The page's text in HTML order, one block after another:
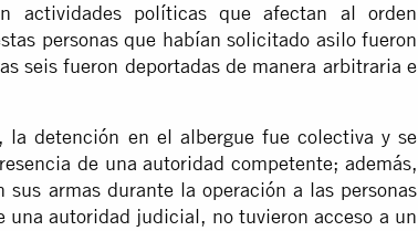
actividades políticas que afectan al orden
personas que habían solicitado asilo fueron
seis fueron deportadas de manera arbitraria e
la detención en el albergue fue colectiva y se
de una autoridad competente; además,
sus armas durante la operación a las personas
una autoridad judicial, no tuvieron acceso a un